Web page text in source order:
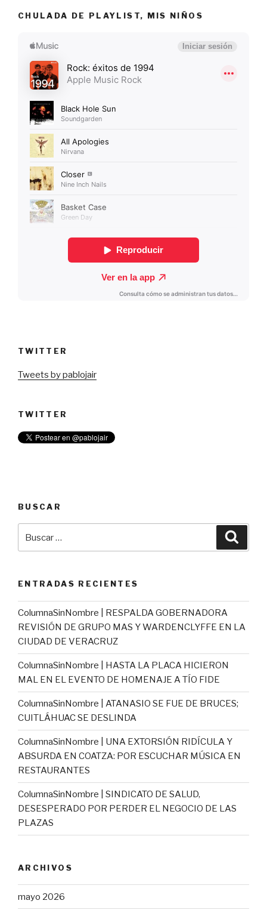
CHULADA DE PLAYLIST, MIS NIÑOS
TWITTER
Tweets by pablojair
TWITTER
BUSCAR
ENTRADAS RECIENTES
ColumnaSinNombre | RESPALDA GOBERNADORA
REVISIÓN DE GRUPO MAS Y WARDENCLYFFE EN LA
CIUDAD DE VERACRUZ
ColumnaSinNombre | HASTA LA PLACA HICIERON
MAL EN EL EVENTO DE HOMENAJE A TÍO FIDE
ColumnaSinNombre | ATANASIO SE FUE DE BRUCES;
CUITLÁHUAC SE DESLINDA
ColumnaSinNombre | UNA EXTORSIÓN RIDÍCULA Y
ABSURDA EN COATZA: POR ESCUCHAR MÚSICA EN
RESTAURANTES
ColumnaSinNombre | SINDICATO DE SALUD,
DESESPERADO POR PERDER EL NEGOCIO DE LAS
PLAZAS
ARCHIVOS
mayo 2026